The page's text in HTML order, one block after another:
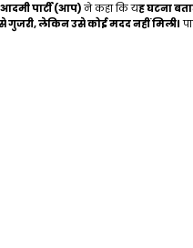
पार्टी (आप)ने कहा कि यह घटना
गुजरी, लेकिन उसे कोई मदद नहीं मिली।